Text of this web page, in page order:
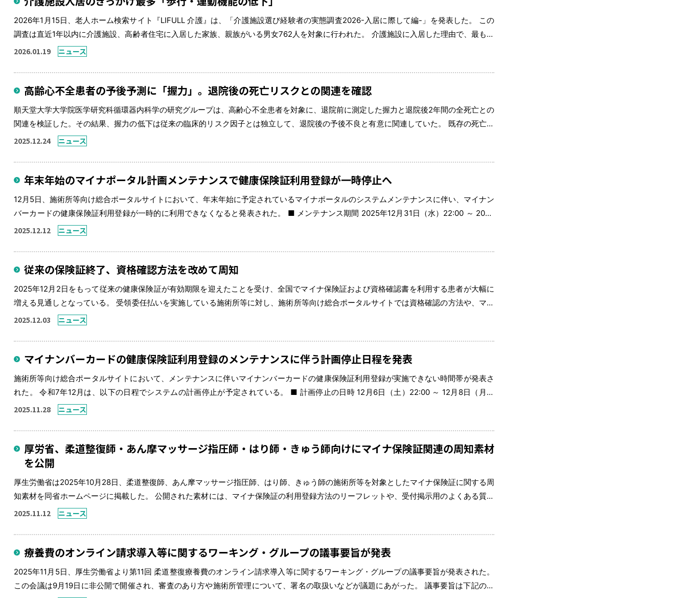
2026年1月15日、老人ホーム検索サイト『LIFULL 介護』は、「介護施設選び経験者の実態調査2026-入居に際して編-」を発表した。 この
調査は直近1年以内に介護施設、高齢者住宅に入居した家族、親族がいる男女762人を対象に行われた。 介護施設に入居した理由で、最も多
かったのが「歩行、運動機能の低下のため」で43.3%、次いで「認知機能の低下」で35.1%であった。入居時の介護度は要介護2以 […]
2026.01.19 ニュース
高齢心不全患者の予後予測に「握力」。退院後の死亡リスクとの関連を確認
順天堂大学大学院医学研究科循環器内科学の研究グループは、高齢心不全患者を対象に、退院前に測定した握力と退院後2年間の全死亡との
関連を検証した。その結果、握力の低下は従来の臨床的リスク因子とは独立して、退院後の予後不良と有意に関連していた。 既存の死亡リ
スク予測モデルに握力の情報を加えることで、死亡リスクの分類精度（リスク層別化）が向上することも確認された。 研究者は「握力は簡
2025.12.24 ニュース
年末年始のマイナポータル計画メンテナンスで健康保険証利用登録が一時停止へ
12月5日、施術所等向け総合ポータルサイトにおいて、年末年始に予定されているマイナポータルのシステムメンテナンスに伴い、マイナン
バーカードの健康保険証利用登録が一時的に利用できなくなると発表された。 ■ メンテナンス期間 2025年12月31日（水）22:00 ～ 2026
年1月2日（金）3:00※作業状況により終了時刻が前後する可能性がある。 メンテナンス中は顔認証付きカードリーダー及びマイナポ […]
2025.12.12 ニュース
従来の保険証終了、資格確認方法を改めて周知
2025年12月2日をもって従来の健康保険証が有効期限を迎えたことを受け、全国でマイナ保険証および資格確認書を利用する患者が大幅に
増える見通しとなっている。 受領委任払いを実施している施術所等に対し、施術所等向け総合ポータルサイトでは資格確認の方法や、マイ
ナ保険証による受付ができない場合の対応について解説を掲載している。 従来の保険証終了後も引き続き患者が適切な自己負担（３割負担
2025.12.03 ニュース
マイナンバーカードの健康保険証利用登録のメンテナンスに伴う計画停止日程を発表
施術所等向け総合ポータルサイトにおいて、メンテナンスに伴いマイナンバーカードの健康保険証利用登録が実施できない時間帯が発表さ
れた。 令和7年12月は、以下の日程でシステムの計画停止が予定されている。 ■ 計画停止の日時 12月6日（土）22:00 ～ 12月8日（月）
6:0012月21日（日）0:00 ～ 8:00 この時間帯は、顔認証付きカードリーダーやマイナポータル等を利用したマイナンバーカー […]
2025.11.28 ニュース
厚労省、柔道整復師・あん摩マッサージ指圧師・はり師・きゅう師向けにマイナ保険証関連の周知素材
を公開
厚生労働省は2025年10月28日、柔道整復師、あん摩マッサージ指圧師、はり師、きゅう師の施術所等を対象としたマイナ保険証に関する周
知素材を同省ホームページに掲載した。 公開された素材には、マイナ保険証の利用登録方法のリーフレットや、受付掲示用のよくある質問
などが含まれており、施術所の待合室や受付での掲示・配布など、現場での活用が想定されている。 周知素材は下記のページからダウンロ
2025.11.12 ニュース
療養費のオンライン請求導入等に関するワーキング・グループの議事要旨が発表
2025年11月5日、厚生労働省より第11回 柔道整復療養費のオンライン請求導入等に関するワーキング・グループの議事要旨が発表された。
この会議は9月19日に非公開で開催され、審査のあり方や施術所管理について、署名の取扱いなどが議題にあがった。 議事要旨は下記のリ